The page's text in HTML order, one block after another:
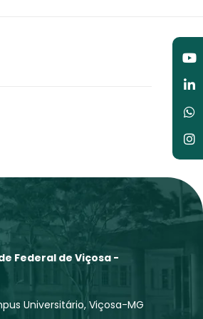
Federal de Viçosa -
Universitário, Viçosa-MG
in